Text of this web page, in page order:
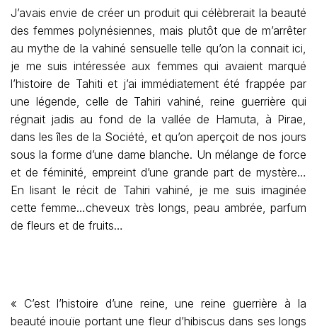
J’avais envie de créer un produit qui célèbrerait la beauté
des femmes polynésiennes, mais plutôt que de m’arrêter
au mythe de la vahiné sensuelle telle qu’on la connait ici,
je me suis intéressée aux femmes qui avaient marqué
l’histoire de Tahiti et j’ai immédiatement été frappée par
une légende, celle de Tahiri vahiné, reine guerrière qui
régnait jadis au fond de la vallée de Hamuta, à Pirae,
dans les îles de la Société, et qu’on aperçoit de nos jours
sous la forme d’une dame blanche. Un mélange de force
et de féminité, empreint d’une grande part de mystère…
En lisant le récit de Tahiri vahiné, je me suis imaginée
cette femme…cheveux très longs, peau ambrée, parfum
de fleurs et de fruits…
« C’est l’histoire d’une reine, une reine guerrière à la
beauté inouïe portant une fleur d’hibiscus dans ses longs